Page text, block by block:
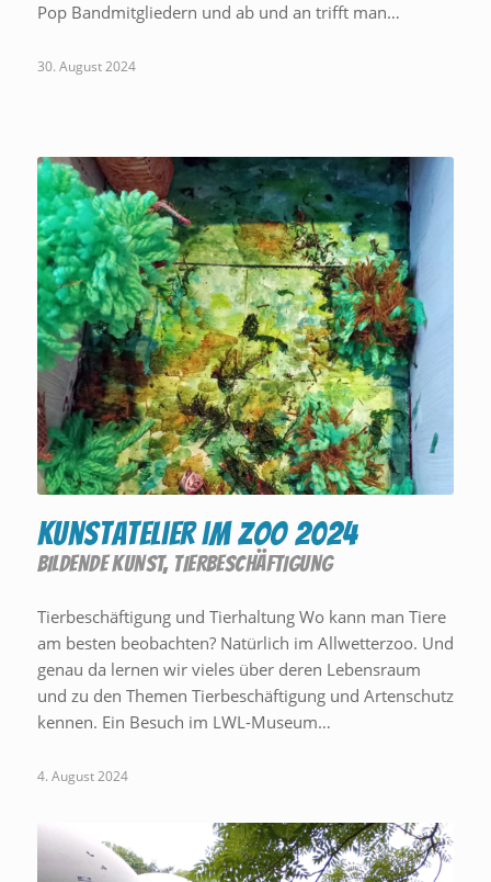
Pop Bandmitgliedern und ab und an trifft man…
30. August 2024
Kunstatelier im Zoo 2024
BILDENDE KUNST, TIERBESCHÄFTIGUNG
Tierbeschäftigung und Tierhaltung Wo kann man Tiere
am besten beobachten? Natürlich im Allwetterzoo. Und
genau da lernen wir vieles über deren Lebensraum
und zu den Themen Tierbeschäftigung und Artenschutz
kennen. Ein Besuch im LWL-Museum…
4. August 2024